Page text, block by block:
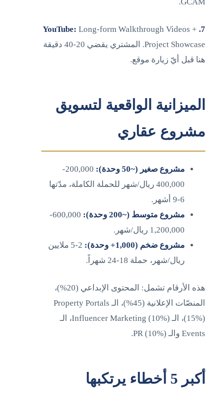
7. YouTube:
Long-form Walkthrough Videos +
Project Showcase. المشتري يقضي 20-40 دقيقة
هنا قبل أيّ زيارة موقع.
الميزانية الواقعية لتسويق
مشروع عقاري
مشروع صغير (~50 وحدة):
200,000-
400,000 ريال/شهر للحملة الكاملة، مدّتها
6-9 أشهر.
مشروع متوسط (~200 وحدة):
600,000-
1,200,000 ريال/شهر.
مشروع ضخم (1,000+ وحدة):
2-5 ملايين
ريال/شهر، حملة 18-24 شهراً.
هذه الأرقام تشمل: المحتوى الإبداعي (20%)،
المنصّات الإعلانية (45%)، الـ Property Portals
(15%)، الـ Influencer Marketing (10%)، الـ
Events والـ PR (10%).
أكبر 5 أخطاء يرتكبها